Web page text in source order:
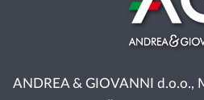
ANDREA & GIOVANNI d.o.o.,